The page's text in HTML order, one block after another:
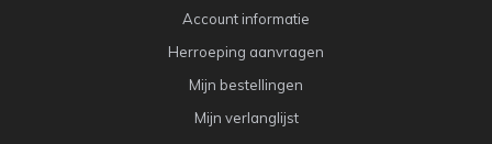
Account informatie
Herroeping aanvragen
Mijn bestellingen
Mijn verlanglijst